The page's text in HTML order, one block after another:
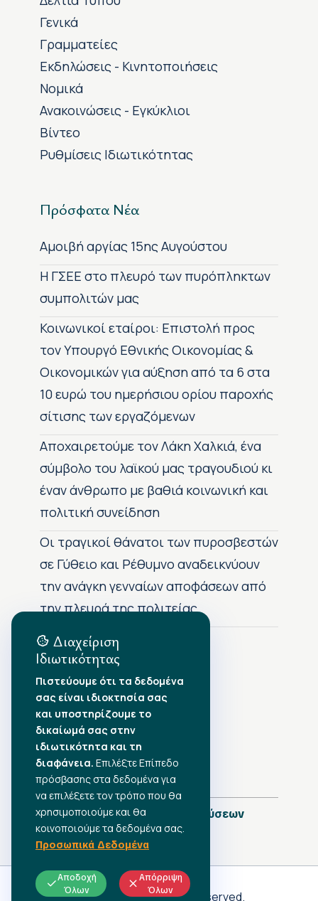
Γενικά
Γραμματείες
Εκδηλώσεις - Κινητοποιήσεις
Νομικά
Ανακοινώσεις - Εγκύκλιοι
Βίντεο
Ρυθμίσεις Ιδιωτικότητας
Πρόσφατα Νέα
Αμοιβή αργίας 15ης Αυγούστου
H ΓΣΕΕ στο πλευρό των πυρόπληκτων
συμπολιτών μας
Κοινωνικοί εταίροι: Επιστολή προς
τον Υπουργό Εθνικής Οικονομίας &
Οικονομικών για αύξηση από τα 6 στα
10 ευρώ του ημερήσιου ορίου παροχής
σίτισης των εργαζόμενων
Αποχαιρετούμε τον Λάκη Χαλκιά, ένα
σύμβολο του λαϊκού μας τραγουδιού κι
έναν άνθρωπο με βαθιά κοινωνική και
πολιτική συνείδηση
Οι τραγικοί θάνατοι των πυροσβεστών
σε Γύθειο και Ρέθυμνο αναδεικνύουν
την ανάγκη γενναίων αποφάσεων από
την πλευρά της πολιτείας
Αρχείο Δημοσιεύσεων
•Αύγουστος 2026
•Ιούλιος 2026
•Ιούνιος 2026
•Μάιος 2026
•Απρίλιος 2026
•Μάρτιος 2026
Πλήρες Ημερολόγιο Δημοσιεύσεων
Γ.Σ.Ε.Ε © 2026 All rights reserved.
Διαχείριση
Ιδιωτικότητας
Πιστεύουμε ότι τα δεδομένα
σας είναι ιδιοκτησία σας
και υποστηρίζουμε το
δικαίωμά σας στην
ιδιωτικότητα και τη
διαφάνεια. Επιλέξτε Επίπεδο
πρόσβασης στα δεδομένα για
να επιλέξετε τον τρόπο που θα
χρησιμοποιούμε και θα
κοινοποιούμε τα δεδομένα σας.
Προσωπικά Δεδομένα
Αποδοχή
Όλων
Απόρριψη
Όλων